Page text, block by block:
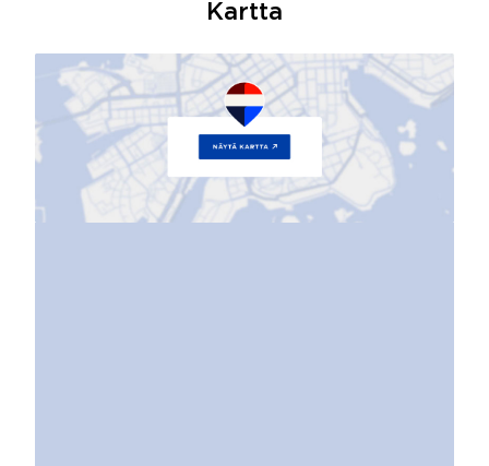
Kartta